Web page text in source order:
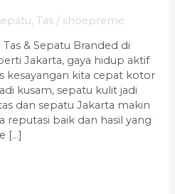
,Tas / shoepreme
& Sepatu Branded di
Jakarta, gaya hidup aktif
kesayangan kita cepat kotor
kusam, sepatu kulit jadi
dan sepatu Jakarta makin
reputasi baik dan hasil yang
[…]